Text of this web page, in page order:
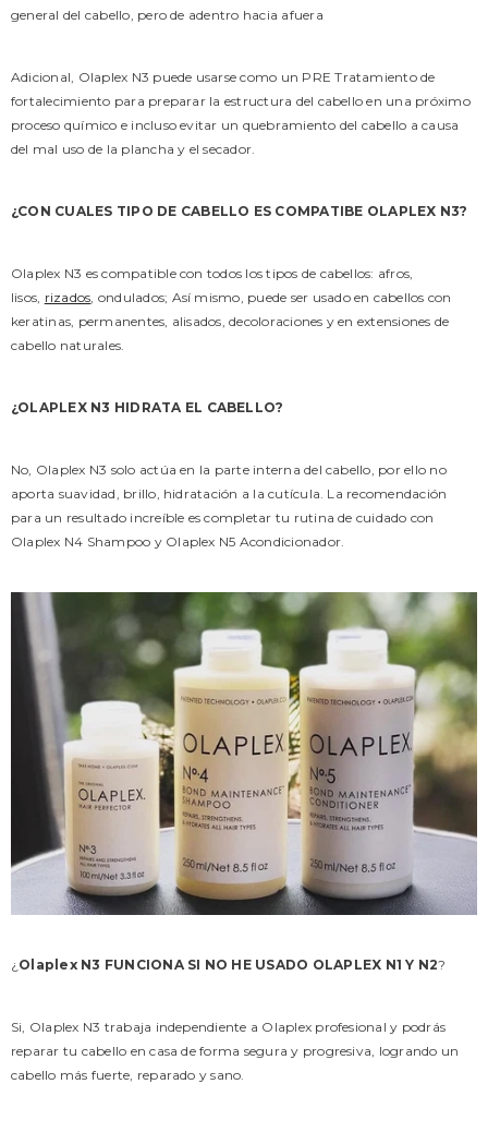
general del cabello, pero de adentro hacia afuera
Adicional, Olaplex N3 puede usarse como un PRE Tratamiento de
fortalecimiento para preparar la estructura del cabello en una próximo
proceso químico e incluso evitar un quebramiento del cabello a causa
del mal uso de la plancha y el secador.
¿CON CUALES TIPO DE CABELLO ES COMPATIBE OLAPLEX N3?
Olaplex N3 es compatible con todos los tipos de cabellos: afros,
lisos, rizados, ondulados; Así mismo, puede ser usado en cabellos con
keratinas, permanentes, alisados, decoloraciones y en extensiones de
cabello naturales.
¿OLAPLEX N3 HIDRATA EL CABELLO?
No, Olaplex N3 solo actúa en la parte interna del cabello, por ello no
aporta suavidad, brillo, hidratación a la cutícula. La recomendación
para un resultado increíble es completar tu rutina de cuidado con
Olaplex N4 Shampoo y Olaplex N5 Acondicionador.
¿ Olaplex N3 FUNCIONA SI NO HE USADO OLAPLEX N1 Y N2?
Si, Olaplex N3 trabaja independiente a Olaplex profesional y podrás
reparar tu cabello en casa de forma segura y progresiva, logrando un
cabello más fuerte, reparado y sano.